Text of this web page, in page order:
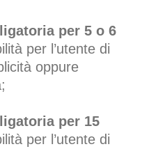
per 5 o 6
per l’utente di
oppure
per 15
per l’utente di